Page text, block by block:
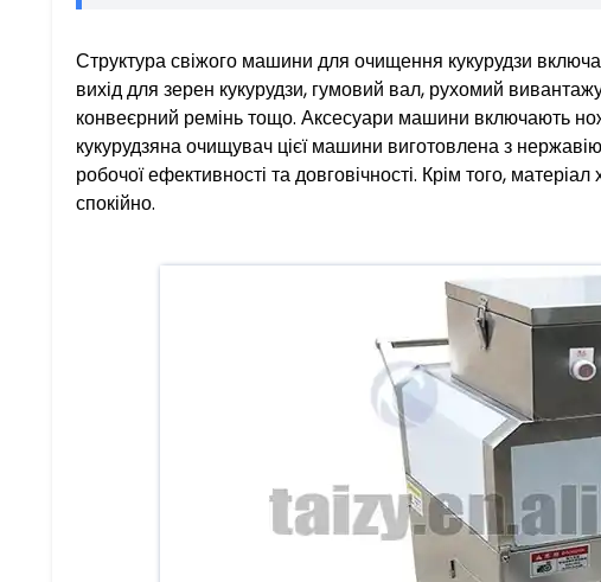
Структура свіжого машини для очищення кукурудзи
вихід для зерен кукурудзи, гумовий вал, рухомий
конвеєрний ремінь тощо. Аксесуари машини включають
кукурудзяна очищувач цієї машини виготовлена з
робочої ефективності та довговічності. Крім того,
спокійно.